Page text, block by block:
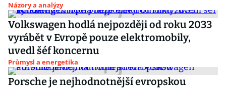
Názory a analýzy
Volkswagen hodlá nejpozději od roku 2033
vyrábět v Evropě pouze elektromobily,
uvedl šéf koncernu
Průmysl a energetika
Porsche je nejhodnotnější evropskou